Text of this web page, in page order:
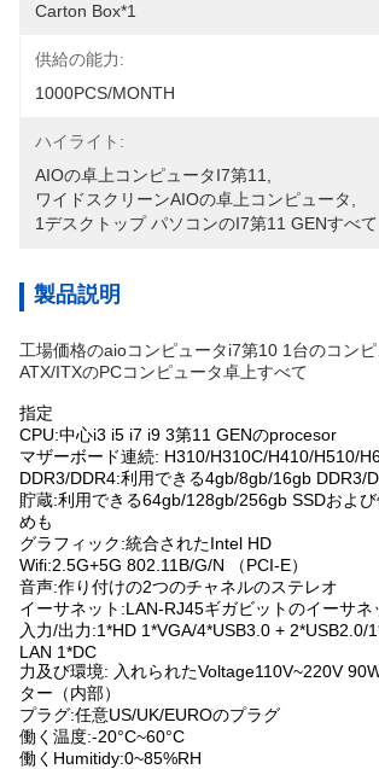
Carton Box*1
供給の能力:
1000PCS/MONTH
ハイライト:
AIOの卓上コンピュータi7第11
ワイドスクリーンAIOの卓上コンピュータ
1デスクトップ パソコンのI7第11 GENすべて
製品説明
工場価格のaioコンピュータi7第10 1台のコン
ATX/ITXのPCコンピュータ卓上すべて
指定
CPU:中心i3 i5 i7 i9 3第11 GENのprocesor
マザーボード連続: H310/H310C/H410/H510/
DDR3/DDR4:利用できる4gb/8gb/16gb DDR3/
貯蔵:利用できる64gb/128gb/256gb SSDおよ
めも
グラフィック:統合されたIntel HD
Wifi:2.5G+5G 802.11B/G/N （PCI-E）
音声:作り付けの2つのチャネルのステレオ
イーサネット:LAN-RJ45ギガビットのイーサネ
入力/出力:1*HD 1*VGA/4*USB3.0 + 2*USB2.0/
LAN 1*DC
力及び環境: 入れられたVoltage110V~220V
ター（内部）
プラグ:任意US/UK/EUROのプラグ
働く温度:-20°C~60°C
働くHumitidy:0~85%RH